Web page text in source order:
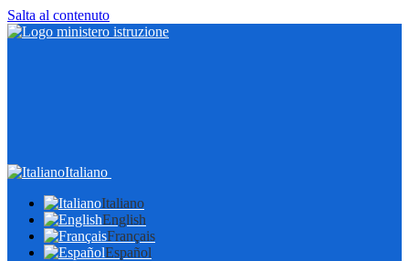
Salta al contenuto
Italiano
Italiano
English
Français
Español